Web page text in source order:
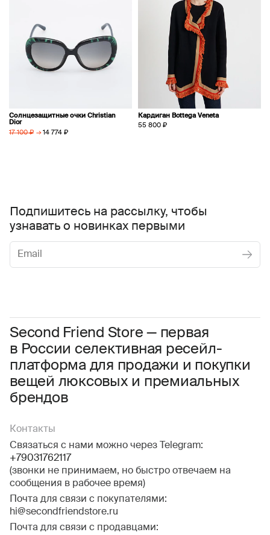
Солнцезащитные очки Christian
Dior
17 100 ₽ → 14 774 ₽
Кардиган Bottega Veneta
55 800 ₽
Second Friend Store — первая
в России селективная ресейл-
платформа для продажи и покупки
вещей люксовых и премиальных
брендов
Контакты
Связаться с нами можно через Telegram:
+79031762117
(звонки не принимаем, но быстро отвечаем на
сообщения в рабочее время)
Почта для связи с покупателями:
hi@secondfriendstore.ru
Почта для связи с продавцами:
Подпишитесь на рассылку, чтобы
узнавать о новинках первыми
Соглашаюсь с условиями Пользовательского соглашения
Даю согласие на получение рекламной информации.